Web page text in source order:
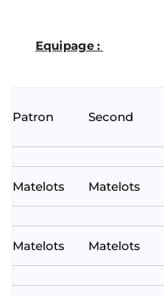
Equipage :
Patron Second
Matelots Matelots
Matelots Matelots